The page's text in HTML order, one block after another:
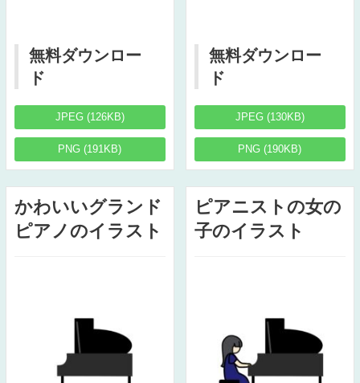
無料ダウンロー
ド
JPEG (126KB)
PNG (191KB)
無料ダウンロー
ド
JPEG (130KB)
PNG (190KB)
かわいいグランド
ピアノのイラスト
ピアニストの女の
子のイラスト